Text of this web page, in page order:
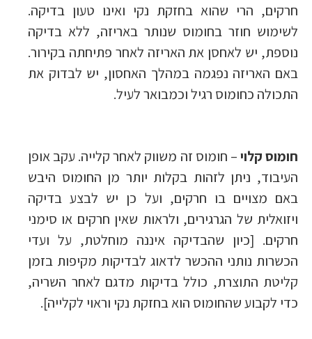
חרקים, הרי שהוא בחזקת נקי ואינו טעון בדיקה.
לשימוש חוזר בחומוס שנותר באריזה, ללא בדיקה
נוספת, יש לאחסן את האריזה לאחר פתיחתה בקירור.
באם האריזה נפגמה במהלך האחסון, יש לבדוק את
התכולה כחומוס רגיל וכמבואר לעיל.
חומוס קלוי– חומוס זה משווק לאחר קלייה. עקב אופן
העיבוד, ניתן לזהות בקלות יותר מן החומוס היבש
באם מצויים בו חרקים, ועל כן יש לבצע בדיקה
ויזואלית של הגרגירים, ולראות שאין חרקים או סימני
חרקים. [כיון שהבדיקה איננה מוחלטת, על ועדי
הכשרות נותני ההכשר לדאוג לבדיקות מקיפות בזמן
קליטת התוצרת, כולל בדיקות מדגם לאחר השריה,
כדי לקבוע שהחומוס הוא בחזקת נקי וראוי לקלייה].